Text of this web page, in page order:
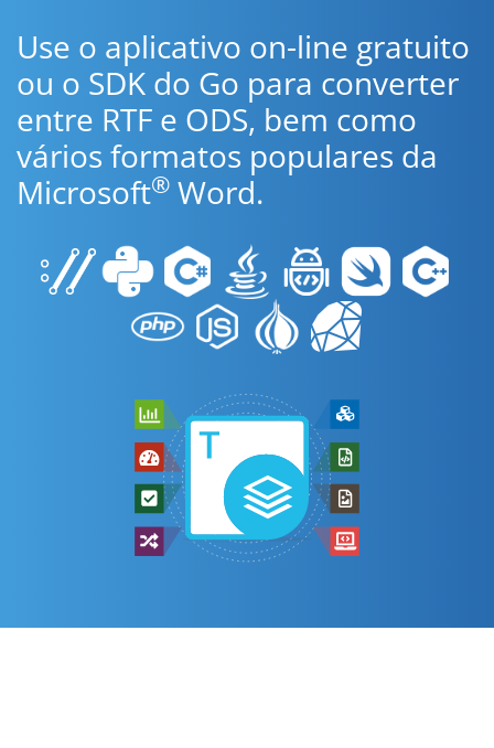
Use o aplicativo on-line gratuito
ou o SDK do Go para converter
entre RTF e ODS, bem como
vários formatos populares da
Microsoft® Word.